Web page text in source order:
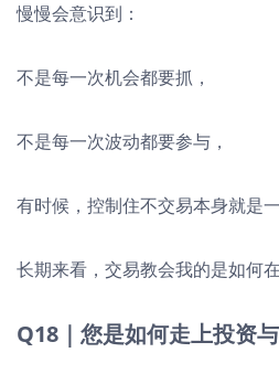
慢慢会意识到：
不是每一次机会都要抓，
不是每一次波动都要参与，
有时候，控制住不交易本身就是一
长期来看，交易教会我的是如何
Q18｜您是如何走上投资